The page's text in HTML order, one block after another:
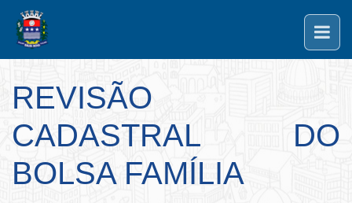
REVISÃO
CADASTRAL DO
BOLSA FAMÍLIA